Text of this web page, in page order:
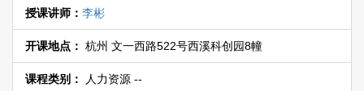
授课讲师： 李彬
开课地点： 杭州 文一西路522号西溪科创园8幢
课程类别： 人力资源 --